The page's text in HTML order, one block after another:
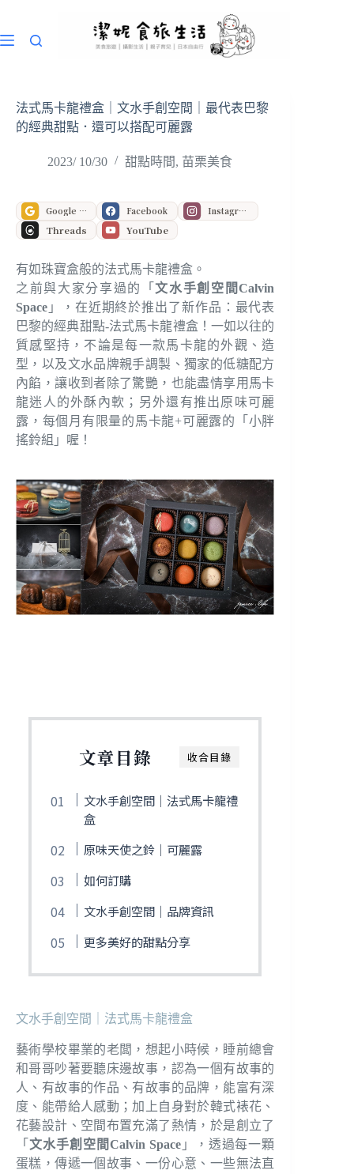
主
法式馬卡龍禮盒｜文水手創空間｜最代表巴黎
的經典甜點．還可以搭配可麗露
2023/ 10/30 甜點時間, 苗栗美食
Google 偏好來源 Facebook Instagram
Threads YouTube
有如珠寶盒般的法式馬卡龍禮盒。
之前與大家分享過的「文水手創空間Calvin
Space 」，在近期終於推出了新作品：最代表
巴黎的經典甜點-法式馬卡龍禮盒！一如以往的
質感堅持，不論是每一款馬卡龍的外觀、造
型，以及文水品牌親手調製、獨家的低糖配方
內餡，讓收到者除了驚艷，也能盡情享用馬卡
龍迷人的外酥內軟；另外還有推出原味可麗
露，每個月有限量的馬卡龍+可麗露的「小胖
搖鈴組」喔！
收合目錄
文章目錄
文水手創空間｜法式馬卡龍禮
盒
原味天使之鈴｜可麗露
如何訂購
文水手創空間｜品牌資訊
更多美好的甜點分享
文水手創空間｜法式馬卡龍禮盒
藝術學校畢業的老闆，想起小時候，睡前總會
和哥哥吵著要聽床邊故事，認為一個有故事的
人、有故事的作品、有故事的品牌，能富有深
度、能帶給人感動；加上自身對於韓式裱花、
花藝設計、空間布置充滿了熱情，於是創立了
「 文水手創空間Calvin Space」，透過每一顆
蛋糕，傳遞一個故事、一份心意、一些無法直